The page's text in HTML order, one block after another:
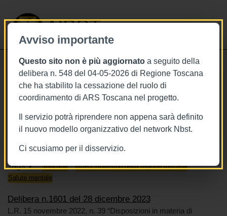
Avviso importante
Questo sito non è più aggiornato a seguito della
delibera n. 548 del 04-05-2026 di Regione Toscana
che ha stabilito la cessazione del ruolo di
coordinamento di ARS Toscana nel progetto.
Il servizio potrà riprendere non appena sarà definito
il nuovo modello organizzativo del network Nbst.
Ci scusiamo per il disservizio.
NBST
28/12/2023
Delibera n.1601 del 28 dicembre
2023
Tags Toscana
BURT Bollettino della regione toscana
Salute mentale
Delibera n.1601 del 28 dicembre 2023
L.R. 15 novembre 2022, n. 39 “Disposizioni in materia di